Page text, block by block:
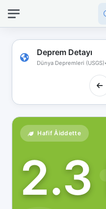
Deprem Detayı
Dünya Depremleri (USGS)
Hafif Åiddette
2.3
bağlantınız
koptu!
Çevrimdışı
moddasınız.